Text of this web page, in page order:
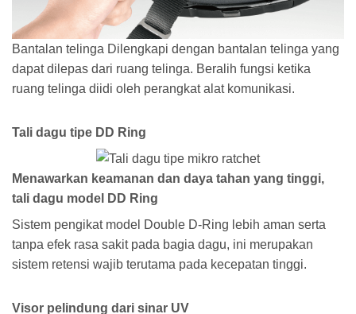
Bantalan telinga Dilengkapi dengan bantalan telinga yang
dapat dilepas dari ruang telinga. Beralih fungsi ketika
ruang telinga diidi oleh perangkat alat komunikasi.
Tali dagu tipe DD Ring
Menawarkan keamanan dan daya tahan yang tinggi,
tali dagu model DD Ring
Sistem pengikat model Double D-Ring lebih aman serta
tanpa efek rasa sakit pada bagia dagu, ini merupakan
sistem retensi wajib terutama pada kecepatan tinggi.
Visor pelindung dari sinar UV